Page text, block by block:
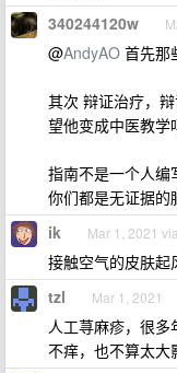
340244120w
@AndyAO 首先那
其次 辩证治疗，
望他变成中医教学
指南不是一个人编
你们都是无证据的
ik Mar 1, 2021
接触空气的皮肤起
tzl Mar 1, 2021
人工荨麻疹，很多
不痒，也不算太大